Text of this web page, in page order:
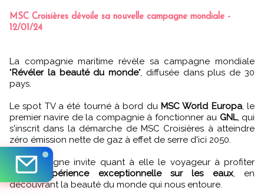
MSC Croisières dévoile sa nouvelle campagne mondiale -
12/01/24
La compagnie maritime révèle sa campagne mondiale
"Révéler la beauté du monde", diffusée dans plus de 30
pays.
Le spot TV a été tourné à bord du MSC World Europa, le
premier navire de la compagnie à fonctionner au GNL, qui
s'inscrit dans la démarche de MSC Croisières à atteindre
zéro émission nette de gaz à effet de serre d'ici 2050.
La campagne invite quant à elle le voyageur à profiter
d'une
expérience exceptionnelle sur les eaux, en
découvrant la beauté du monde qui nous entoure.